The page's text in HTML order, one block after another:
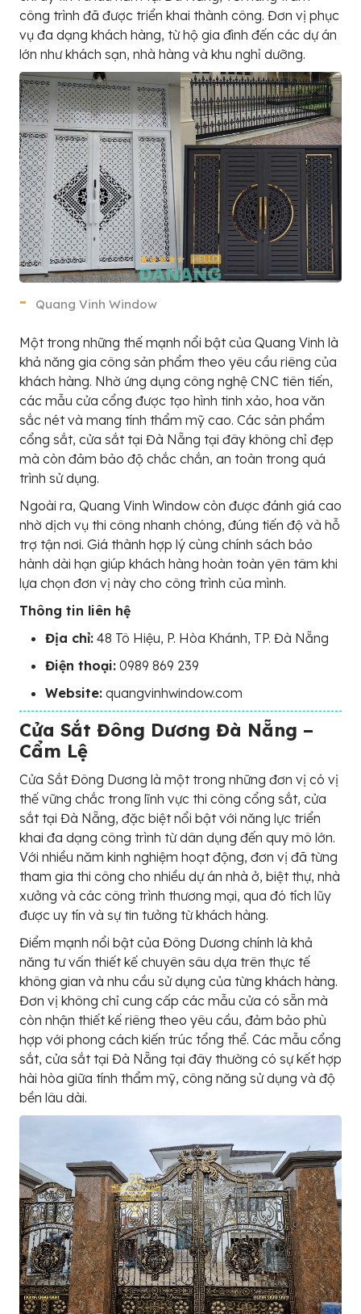
công trình đã được triển khai thành công. Đơn vị phục
vụ đa dạng khách hàng, từ hộ gia đình đến các dự án
lớn như khách sạn, nhà hàng và khu nghỉ dưỡng.
Quang Vinh Window
Một trong những thế mạnh nổi bật của Quang Vinh là
khả năng gia công sản phẩm theo yêu cầu riêng của
khách hàng. Nhờ ứng dụng công nghệ CNC tiên tiến,
các mẫu cửa cổng được tạo hình tinh xảo, hoa văn
sắc nét và mang tính thẩm mỹ cao. Các sản phẩm
cổng sắt, cửa sắt tại Đà Nẵng tại đây không chỉ đẹp
mà còn đảm bảo độ chắc chắn, an toàn trong quá
trình sử dụng.
Ngoài ra, Quang Vinh Window còn được đánh giá cao
nhờ dịch vụ thi công nhanh chóng, đúng tiến độ và hỗ
trợ tận nơi. Giá thành hợp lý cùng chính sách bảo
hành dài hạn giúp khách hàng hoàn toàn yên tâm khi
lựa chọn đơn vị này cho công trình của mình.
Thông tin liên hệ
Địa chỉ: 48 Tô Hiệu, P. Hòa‍ Khánh, TP. Đà Nẵng
Điện thoại: 0989 869 239
Website: quangvinhwindow.com
Cửa Sắt Đông Dương Đà Nẵng –
Cẩm Lệ
Cửa Sắt Đông Dương là một trong những đơn vị có vị
thế vững chắc trong lĩnh vực thi công cổng sắt, cửa
sắt tại Đà Nẵng, đặc biệt nổi bật với năng lực triển
khai đa dạng công trình từ dân dụng đến quy mô lớn.
Với nhiều năm kinh nghiệm hoạt động, đơn vị đã từng
tham gia thi công cho nhiều dự án nhà ở, biệt thự, nhà
xưởng và các công trình thương mại, qua đó tích lũy
được uy tín và sự tin tưởng từ khách hàng.
Điểm mạnh nổi bật của Đông Dương chính là khả
năng tư vấn thiết kế chuyên sâu dựa trên thực tế
không gian và nhu cầu sử dụng của từng khách hàng.
Đơn vị không chỉ cung cấp các mẫu cửa có sẵn mà
còn nhận thiết kế riêng theo yêu cầu, đảm bảo phù
hợp với phong cách kiến trúc tổng thể. Các mẫu cổng
sắt, cửa sắt tại Đà Nẵng tại đây thường có sự kết hợp
hài hòa giữa tính thẩm mỹ, công năng sử dụng và độ
bền lâu dài.